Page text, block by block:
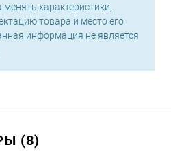
характеристики,
товара и место его
информация не является
(8)